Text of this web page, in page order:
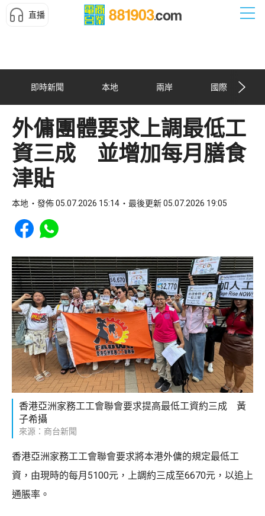
直播
即時新聞 本地 兩岸 國際
外傭團體要求上調最低工
資三成 並增加每月膳食
津貼
本地 發佈 05.07.2026 15:14 最後更新 05.07.2026 19:05
Share to Facebook
Share to WhatsApp
香港亞洲家務工工會聯會要求提高最低工資約三成 黃
子希攝
來源：商台新聞
香港亞洲家務工工會聯會要求將本港外傭的規定最低工
資，由現時的每月5100元，上調約三成至6670元，以追上
通脹率。